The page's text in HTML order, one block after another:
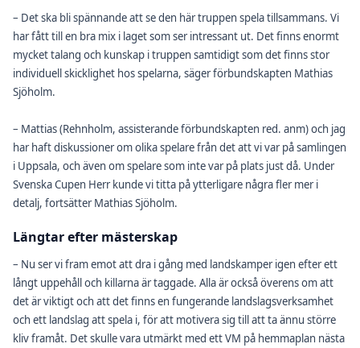
– Det ska bli spännande att se den här truppen spela tillsammans. Vi
har fått till en bra mix i laget som ser intressant ut. Det finns enormt
mycket talang och kunskap i truppen samtidigt som det finns stor
individuell skicklighet hos spelarna, säger förbundskapten Mathias
Sjöholm.
– Mattias (Rehnholm, assisterande förbundskapten red. anm) och jag
har haft diskussioner om olika spelare från det att vi var på samlingen
i Uppsala, och även om spelare som inte var på plats just då. Under
Svenska Cupen Herr kunde vi titta på ytterligare några fler mer i
detalj, fortsätter Mathias Sjöholm.
Längtar efter mästerskap
– Nu ser vi fram emot att dra i gång med landskamper igen efter ett
långt uppehåll och killarna är taggade. Alla är också överens om att
det är viktigt och att det finns en fungerande landslagsverksamhet
och ett landslag att spela i, för att motivera sig till att ta ännu större
kliv framåt. Det skulle vara utmärkt med ett VM på hemmaplan nästa